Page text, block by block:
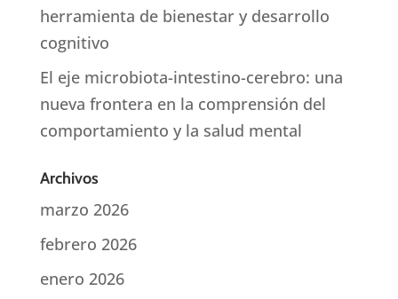
herramienta de bienestar y desarrollo
cognitivo
El eje microbiota-intestino-cerebro: una
nueva frontera en la comprensión del
comportamiento y la salud mental
Archivos
marzo 2026
febrero 2026
enero 2026